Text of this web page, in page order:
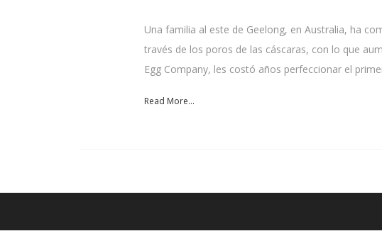
Una familia al este de Geelong, en Australia, ha
través de los poros de las cáscaras, con lo que
Egg Company, les costó años perfeccionar el
Read More...